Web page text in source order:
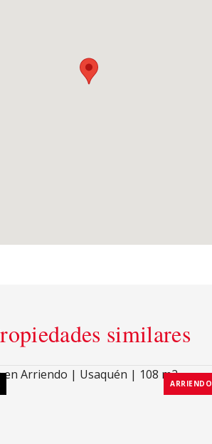
similares
ARRIENDO